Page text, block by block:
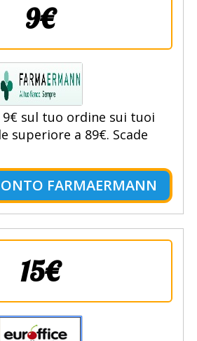
9€
sul tuo ordine sui tuoi
superiore a 89€. Scade
FARMAERMANN
15€